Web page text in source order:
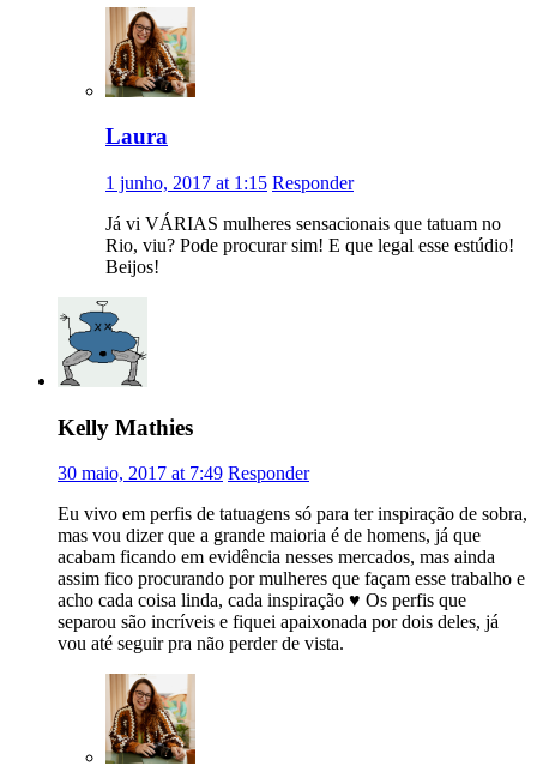
Laura
1 junho, 2017 at 1:15 Responder
Já vi VÁRIAS mulheres sensacionais que tatuam no
Rio, viu? Pode procurar sim! E que legal esse estúdio!
Beijos!
Kelly Mathies
30 maio, 2017 at 7:49 Responder
Eu vivo em perfis de tatuagens só para ter inspiração de sobra,
mas vou dizer que a grande maioria é de homens, já que
acabam ficando em evidência nesses mercados, mas ainda
assim fico procurando por mulheres que façam esse trabalho e
acho cada coisa linda, cada inspiração ♥ Os perfis que
separou são incríveis e fiquei apaixonada por dois deles, já
vou até seguir pra não perder de vista.